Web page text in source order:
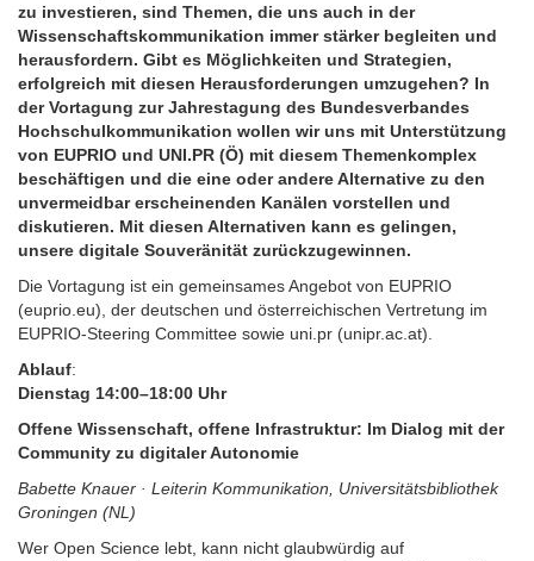
zu investieren, sind Themen, die uns auch in der
Wissenschaftskommunikation immer stärker begleiten und
herausfordern. Gibt es Möglichkeiten und Strategien,
erfolgreich mit diesen Herausforderungen umzugehen? In
der Vortagung zur Jahrestagung des Bundesverbandes
Hochschulkommunikation wollen wir uns mit Unterstützung
von EUPRIO und UNI.PR (Ö) mit diesem Themenkomplex
beschäftigen und die eine oder andere Alternative zu den
unvermeidbar erscheinenden Kanälen vorstellen und
diskutieren. Mit diesen Alternativen kann es gelingen,
unsere digitale Souveränität zurückzugewinnen.
Die Vortagung ist ein gemeinsames Angebot von EUPRIO
(euprio.eu), der deutschen und österreichischen Vertretung im
EUPRIO-Steering Committee sowie uni.pr (unipr.ac.at).
Ablauf:
Dienstag 14:00–18:00 Uhr
Offene Wissenschaft, offene Infrastruktur: Im Dialog mit der
Community zu digitaler Autonomie
Babette Knauer · Leiterin Kommunikation, Universitätsbibliothek
Groningen (NL)
Wer Open Science lebt, kann nicht glaubwürdig auf